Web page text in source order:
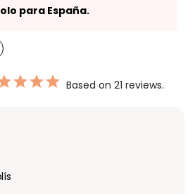
para España.
Based on 21 reviews.